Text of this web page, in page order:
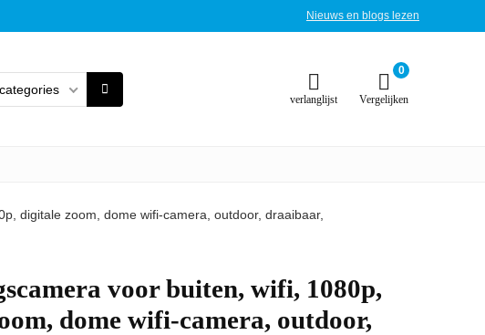
Nieuws en blogs lezen
verlanglijst
0
Vergelijken
digitale zoom, dome wifi-camera, outdoor, draaibaar,
voor buiten, wifi, 1080p,
dome wifi-camera, outdoor,